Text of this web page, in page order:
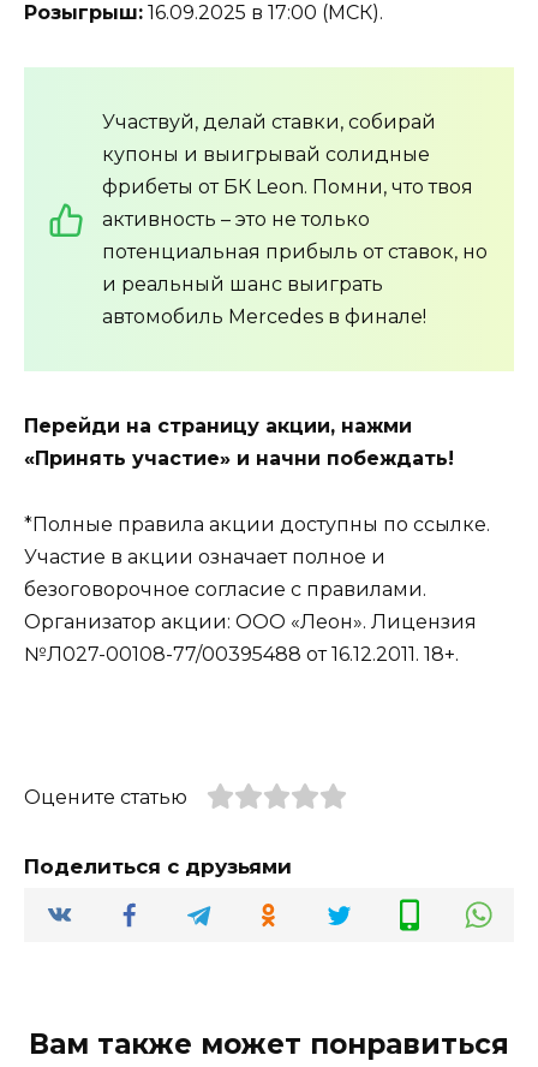
Розыгрыш: 16.09.2025 в 17:00 (МСК).
Участвуй, делай ставки, собирай
купоны и выигрывай солидные
фрибеты от БК Leon. Помни, что твоя
активность – это не только
потенциальная прибыль от ставок, но
и реальный шанс выиграть
автомобиль Mercedes в финале!
Перейди на страницу акции, нажми
«Принять участие» и начни побеждать!
*Полные правила акции доступны по ссылке.
Участие в акции означает полное и
безоговорочное согласие с правилами.
Организатор акции: ООО «Леон». Лицензия
№Л027-00108-77/00395488 от 16.12.2011. 18+.
Оцените статью
Поделиться с друзьями
Вам также может понравиться